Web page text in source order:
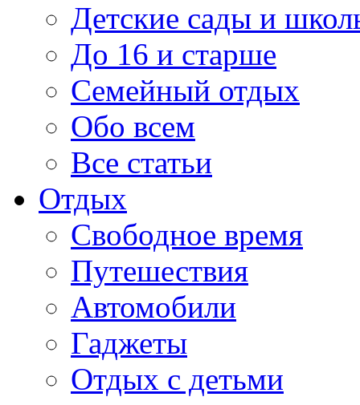
Детские сады и
До 16 и старше
Семейный отдых
Обо всем
Все статьи
Отдых
Свободное время
Путешествия
Автомобили
Гаджеты
Отдых с детьми